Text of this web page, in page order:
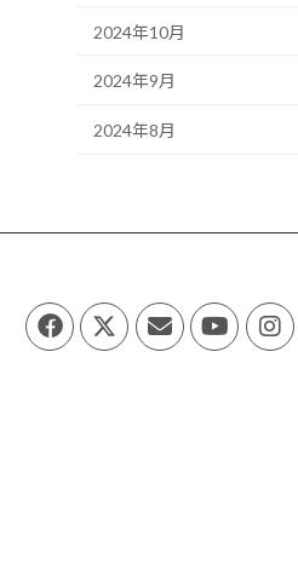
2024年10月
2024年9月
2024年8月